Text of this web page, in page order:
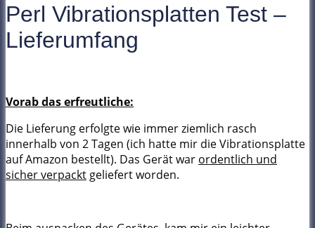
Perl Vibrationsplatten Test –
Lieferumfang
Vorab das erfreutliche:
Die Lieferung erfolgte wie immer ziemlich rasch
innerhalb von 2 Tagen (ich hatte mir die Vibrationsplatte
auf Amazon bestellt). Das Gerät war ordentlich und
sicher verpackt geliefert worden.